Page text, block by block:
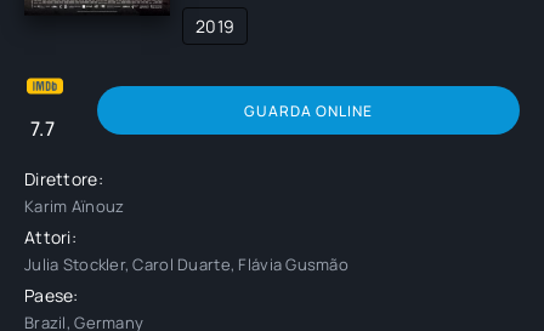
2019
7.7
GUARDA ONLINE
Direttore:
Karim Aïnouz
Attori:
Julia Stockler, Carol Duarte, Flávia Gusmão
Paese:
Brazil, Germany